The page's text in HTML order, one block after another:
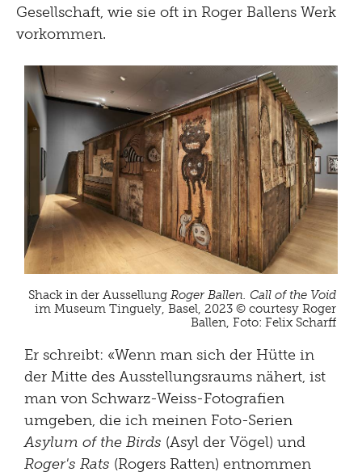
Gesellschaft, wie sie oft in Roger Ballens Werk
vorkommen.
Shack in der Aussellung Roger Ballen. Call of the Void
im Museum Tinguely, Basel, 2023 © courtesy Roger
Ballen, Foto: Felix Scharff
Er schreibt: «Wenn man sich der Hütte in
der Mitte des Ausstellungsraums nähert, ist
man von Schwarz-Weiss-Fotografien
umgeben, die ich meinen Foto-Serien
Asylum of the Birds (Asyl der Vögel) und
Roger's Rats (Rogers Ratten) entnommen